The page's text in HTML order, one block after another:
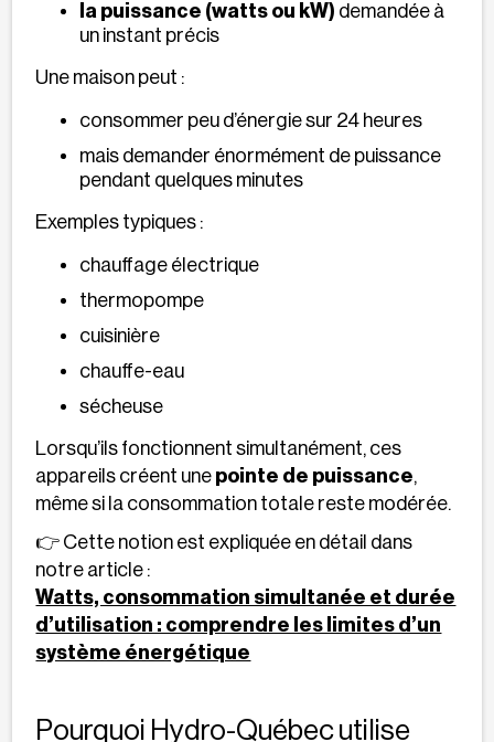
la puissance (watts ou kW) demandée à
un instant précis
Une maison peut :
consommer peu d’énergie sur 24 heures
mais demander énormément de puissance
pendant quelques minutes
Exemples typiques :
chauffage électrique
thermopompe
cuisinière
chauffe-eau
sécheuse
Lorsqu’ils fonctionnent simultanément, ces
appareils créent une pointe de puissance,
même si la consommation totale reste modérée.
👉 Cette notion est expliquée en détail dans
notre article :
Watts, consommation simultanée et durée
d’utilisation : comprendre les limites d’un
système énergétique
Pourquoi Hydro-Québec utilise